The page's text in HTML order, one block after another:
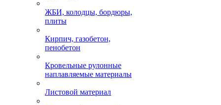
ЖБИ, колодцы, бордюры,
плиты
Кирпич, газобетон,
пенобетон
Кровельные рулонные
наплавляемые материалы
Листовой материал